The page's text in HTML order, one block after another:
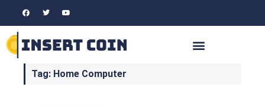
Tag: Home Computer